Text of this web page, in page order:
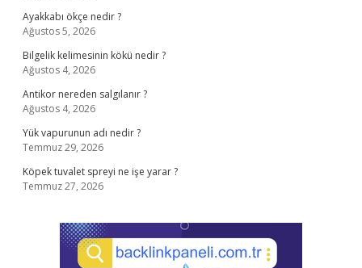
Ayakkabı ökçe nedir ?
Ağustos 5, 2026
Bilgelik kelimesinin kökü nedir ?
Ağustos 4, 2026
Antikor nereden salgılanır ?
Ağustos 4, 2026
Yük vapurunun adı nedir ?
Temmuz 29, 2026
Köpek tuvalet spreyi ne işe yarar ?
Temmuz 27, 2026